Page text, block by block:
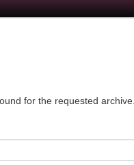
for the requested